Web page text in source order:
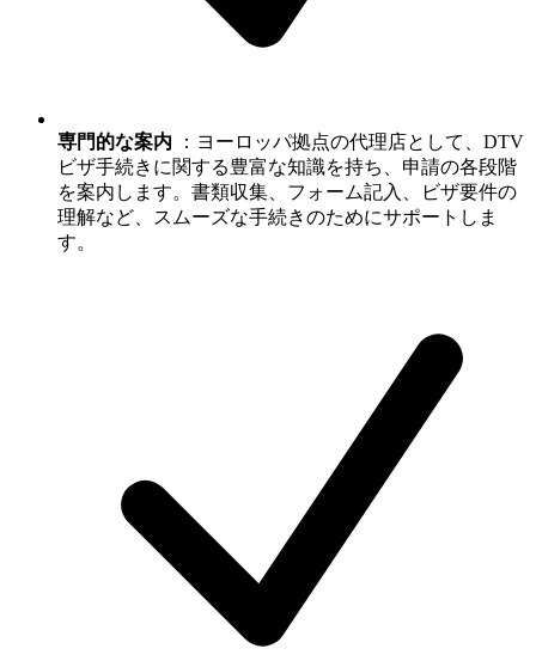
専門的な案内 ：ヨーロッパ拠点の代理店として、DTV
ビザ手続きに関する豊富な知識を持ち、申請の各段階
を案内します。書類収集、フォーム記入、ビザ要件の
理解など、スムーズな手続きのためにサポートしま
す。